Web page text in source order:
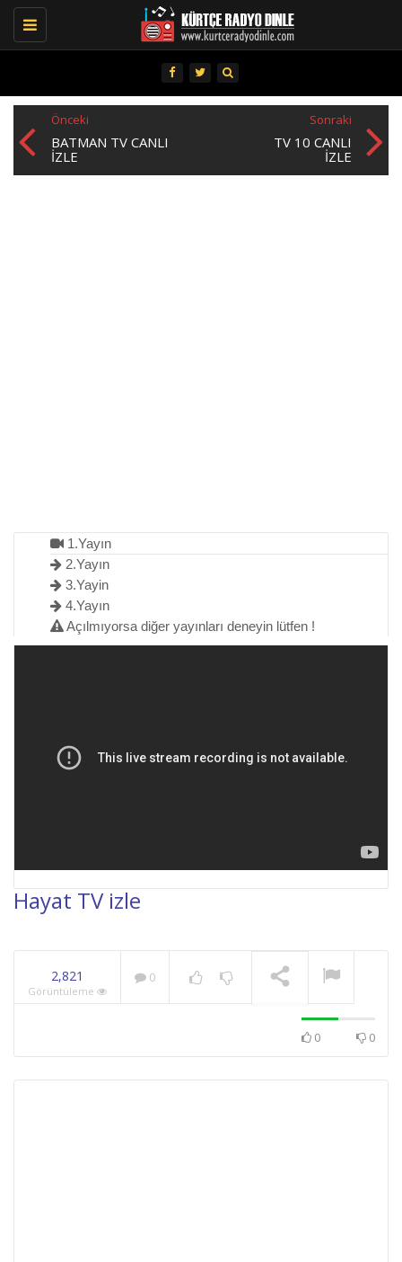
Toggle
navigation
Önceki
BATMAN TV CANLI
İZLE
Sonraki
TV 10 CANLI
IZLE
1.Yayın
2.Yayın
3.Yayin
4.Yayın
Açılmıyorsa diğer yayınları deneyin lütfen !
NOW PLAYING
Hayat TV izle
2,821
Görüntüleme
0
0 0